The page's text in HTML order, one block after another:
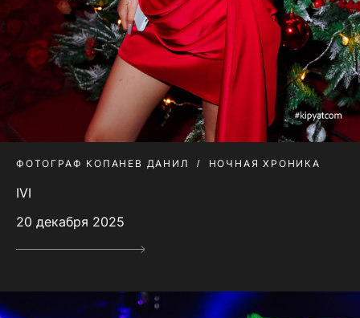
ФОТОГРАФ КОПАНЕВ ДАНИЛ НОЧНАЯ ХРОНИКА
IVI
20 декабря 2025